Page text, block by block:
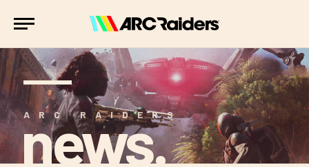
ARC RAIDERS
news.